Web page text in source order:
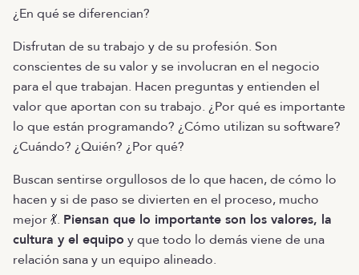
¿En qué se diferencian?
Disfrutan de su trabajo y de su profesión. Son
conscientes de su valor y se involucran en el negocio
para el que trabajan. Hacen preguntas y entienden el
valor que aportan con su trabajo. ¿Por qué es importante
lo que están programando? ¿Cómo utilizan su software?
¿Cuándo? ¿Quién? ¿Por qué?
Buscan sentirse orgullosos de lo que hacen, de cómo lo
hacen y si de paso se divierten en el proceso, mucho
mejor 💃. Piensan que lo importante son los valores, la
cultura y el equipo y que todo lo demás viene de una
relación sana y un equipo alineado.